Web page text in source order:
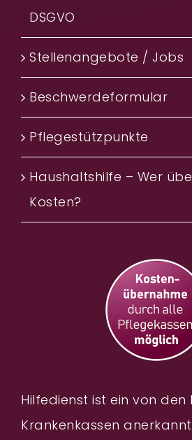
DSGVO
Stellenangebote / Jobs
Beschwerdeformular
Pflegestützpunkte
Haushaltshilfe – Wer
Kosten?‎
Hilfedienst ist ein von
Krankenkassen